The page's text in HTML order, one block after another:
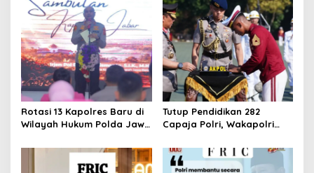
Rotasi 13 Kapolres Baru di
Wilayah Hukum Polda Jawa
Ini Merupakan Bagian Dari
Dinamika Organisasi.
Tutup Pendidikan 282
Capaja Polri, Wakapolri